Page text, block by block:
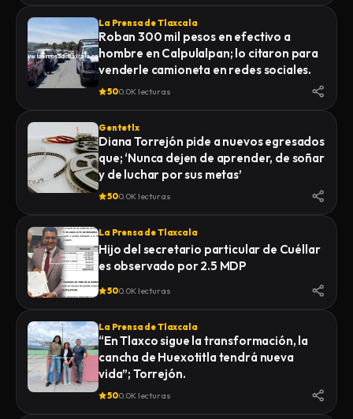
La Prensa de Tlaxcala
Roban 300 mil pesos en efectivo a
hombre en Calpulalpan; lo citaron para
venderle camioneta en redes sociales.
500.0K lecturas
Gentetlx
Diana Torrejón pide a nuevos egresados
que; ‘Nunca dejen de aprender, de soñar
y de luchar por sus metas’
500.0K lecturas
La Prensa de Tlaxcala
Hijo del secretario particular de Cuéllar
es observado por 2.5 MDP
500.0K lecturas
La Prensa de Tlaxcala
“En Tlaxco sigue la transformación, la
cancha de Huexotitla tendrá nueva
vida”; Torrejón.
500.0K lecturas